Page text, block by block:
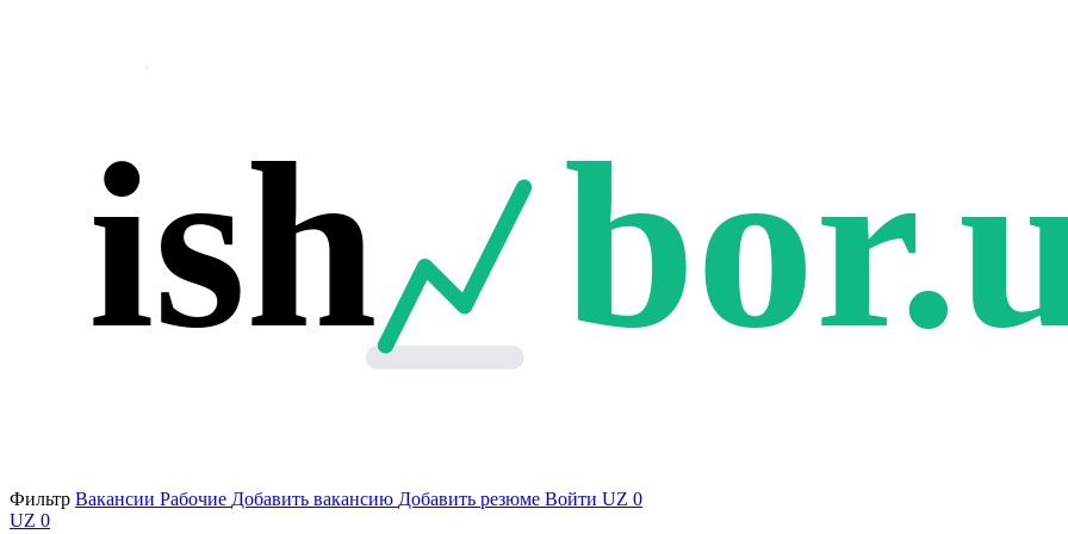
ish
Фильтр Вакансии Рабочие Добавить вакансию Добавить резюме Войти UZ 0
UZ 0